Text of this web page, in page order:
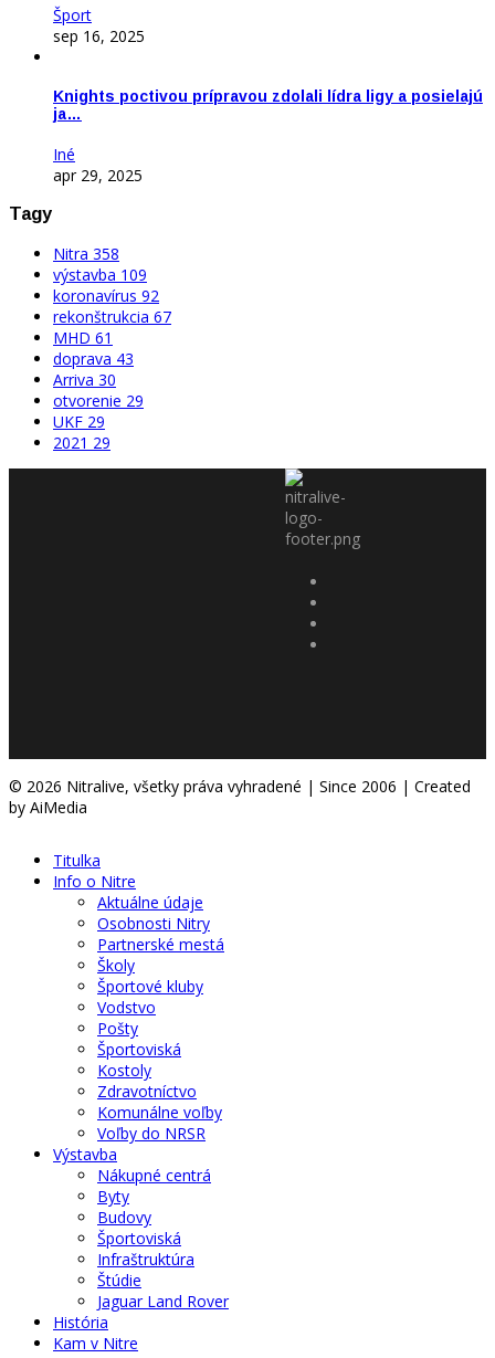
Šport
sep 16, 2025
Knights poctivou prípravou zdolali lídra ligy a posielajú
ja…
Iné
apr 29, 2025
Tagy
Nitra 358
výstavba 109
koronavírus 92
rekonštrukcia 67
MHD 61
doprava 43
Arriva 30
otvorenie 29
UKF 29
2021 29
© 2026 Nitralive, všetky práva vyhradené | Since 2006 | Created
by AiMedia
Titulka
Info o Nitre
Aktuálne údaje
Osobnosti Nitry
Partnerské mestá
Školy
Športové kluby
Vodstvo
Pošty
Športoviská
Kostoly
Zdravotníctvo
Komunálne voľby
Voľby do NRSR
Výstavba
Nákupné centrá
Byty
Budovy
Športoviská
Infraštruktúra
Štúdie
Jaguar Land Rover
História
Kam v Nitre